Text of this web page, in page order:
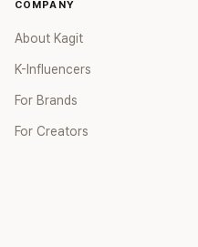
COMPANY
About Kagit
K-Influencers
For Brands
For Creators